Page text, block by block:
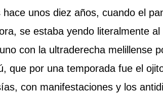
hace unos diez años, cuando el
se estaba yendo literalmente
con la ultraderecha melillense
que por una temporada fue el
con manifestaciones y los